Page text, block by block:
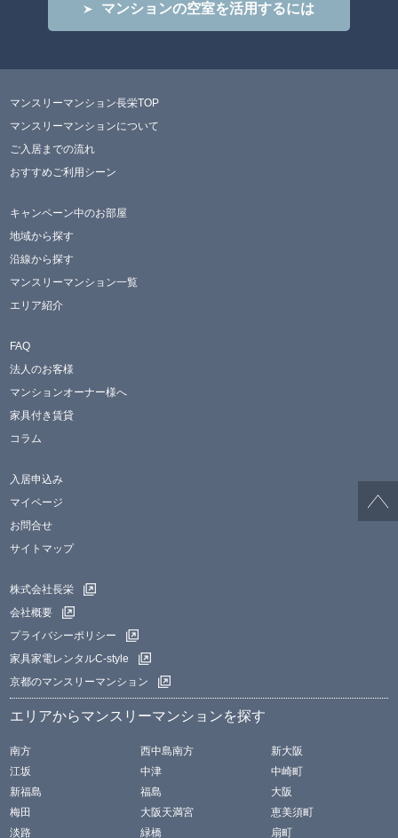
マンションの空室を活用するには
マンスリーマンション長栄TOP
マンスリーマンションについて
ご入居までの流れ
おすすめご利用シーン
キャンペーン中のお部屋
地域から探す
沿線から探す
マンスリーマンション一覧
エリア紹介
FAQ
法人のお客様
マンションオーナー様へ
家具付き賃貸
コラム
入居申込み
マイページ
お問合せ
サイトマップ
株式会社長栄
会社概要
プライバシーポリシー
家具家電レンタルC-style
京都のマンスリーマンション
エリアからマンスリーマンションを探す
南方 西中島南方
新大阪
江坂
中津
中崎町
新福島
福島
大阪
梅田
大阪天満宮
恵美須町
淡路
緑橋 扇町